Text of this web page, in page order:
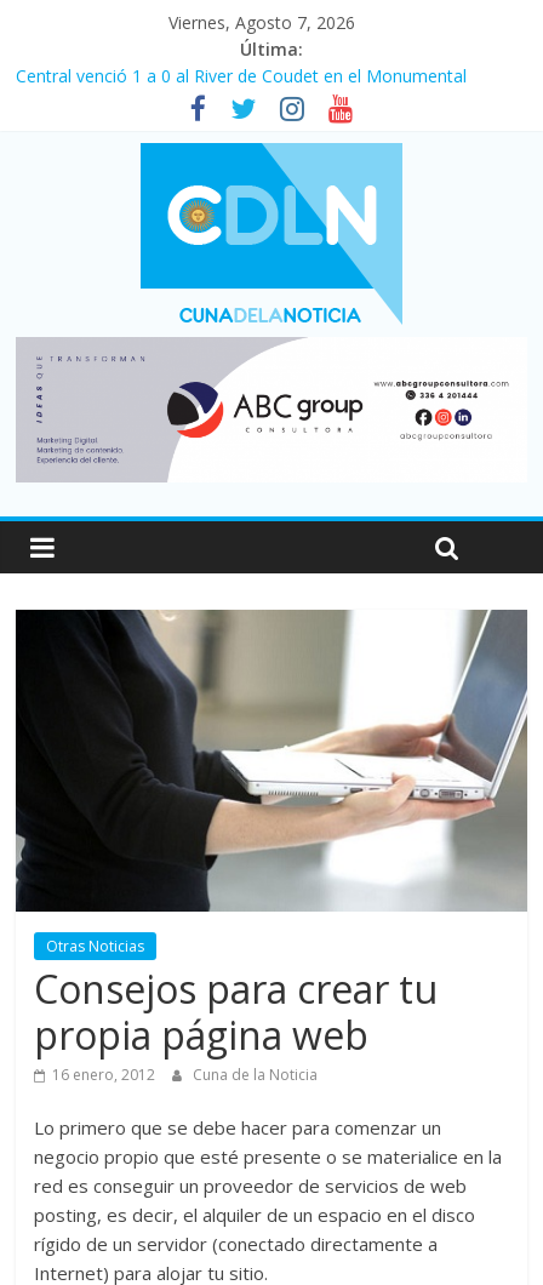
Viernes, Agosto 7, 2026
Última:
Central venció 1 a 0 al River de Coudet en el Monumental
La morosidad alcanzó su nivel más alto en dos décadas y ya
afecta a 400 mil deudores en Santa Fe
Desde que asumió Milei cerraron 41.000 kioscos: el sector
denuncia crisis como en 2001
Vacaciones de invierno con más movimiento y consumo
turístico: 4,6 millones de personas viajaron por el país, un 5,9%
Fuerte caída de la venta de autos usados en julio: bajó un 12,6%
Otras Noticias
Consejos para crear tu
propia página web
16 enero, 2012 Cuna de la Noticia
Lo primero que se debe hacer para comenzar un
negocio propio que esté presente o se materialice en la
red es conseguir un proveedor de servicios de web
posting, es decir, el alquiler de un espacio en el disco
rígido de un servidor (conectado directamente a
Internet) para alojar tu sitio.